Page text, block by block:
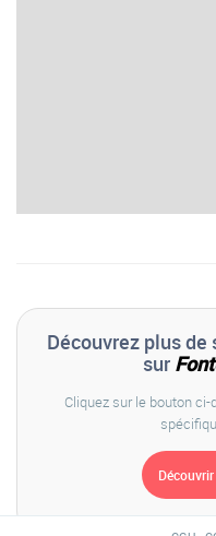
Découvrez plus
sur
Cliquez sur le bouton